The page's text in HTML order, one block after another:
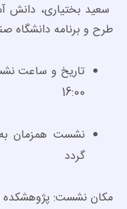
سعید بختیاری، دانش
طرح و برنامه دانشگاه
16:00
نشست همزمان
گردد
مکان نشست: پژوهشکده